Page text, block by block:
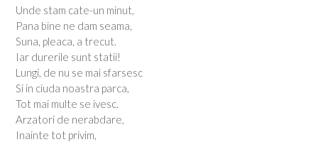
Unde stam cate-un minut,
Pana bine ne dam seama,
Suna, pleaca, a trecut.
Iar durerile sunt statii!
Lungi, de nu se mai sfarsesc
Si in ciuda noastra parca,
Tot mai multe se ivesc.
Arzatori de nerabdare,
Inainte tot privim,